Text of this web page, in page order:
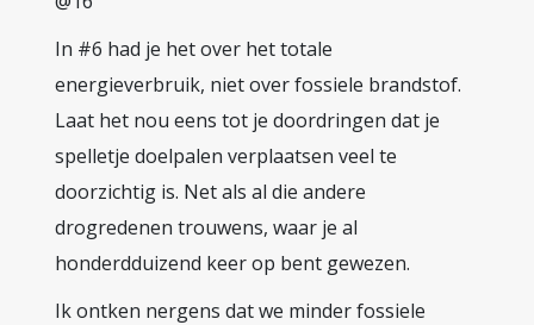
In #6 had je het over het totale
energieverbruik, niet over fossiele brandstof.
Laat het nou eens tot je doordringen dat je
spelletje doelpalen verplaatsen veel te
doorzichtig is. Net als al die andere
drogredenen trouwens, waar je al
honderdduizend keer op bent gewezen.
Ik ontken nergens dat we minder fossiele